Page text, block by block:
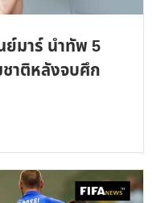
ย์มาร์ นำทัพ 5
าติหลังจบศึก